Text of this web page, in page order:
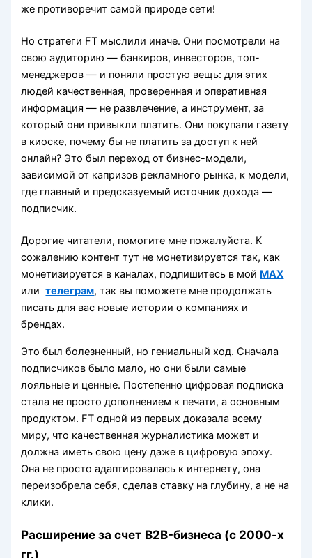
же противоречит самой природе сети!
Но стратеги FT мыслили иначе. Они посмотрели на
свою аудиторию — банкиров, инвесторов, топ-
менеджеров — и поняли простую вещь: для этих
людей качественная, проверенная и оперативная
информация — не развлечение, а инструмент, за
который они привыкли платить. Они покупали газету
в киоске, почему бы не платить за доступ к ней
онлайн? Это был переход от бизнес-модели,
зависимой от капризов рекламного рынка, к модели,
где главный и предсказуемый источник дохода —
подписчик.
Дорогие читатели, помогите мне пожалуйста. К
сожалению контент тут не монетизируется так, как
монетизируется в каналах, подпишитесь в мой MAX
илителеграм, так вы поможете мне продолжать
писать для вас новые истории о компаниях и
брендах.
Это был болезненный, но гениальный ход. Сначала
подписчиков было мало, но они были самые
лояльные и ценные. Постепенно цифровая подписка
стала не просто дополнением к печати, а основным
продуктом. FT одной из первых доказала всему
миру, что качественная журналистика может и
должна иметь свою цену даже в цифровую эпоху.
Она не просто адаптировалась к интернету, она
переизобрела себя, сделав ставку на глубину, а не на
клики.
Расширение за счет B2B-бизнеса (с 2000-х
гг.)